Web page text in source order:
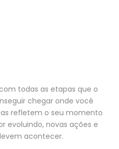
todas as etapas que o
chegar onde você
refletem o seu momento
evoluindo, novas ações e
acontecer.